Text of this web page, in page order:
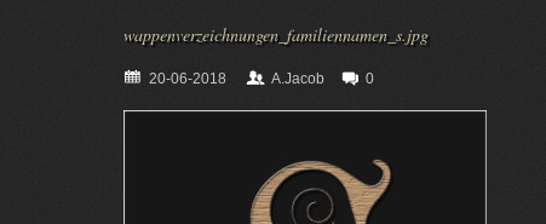
wappenverzeichnungen_familiennamen_s.jpg
20-06-2018 A.Jacob 0